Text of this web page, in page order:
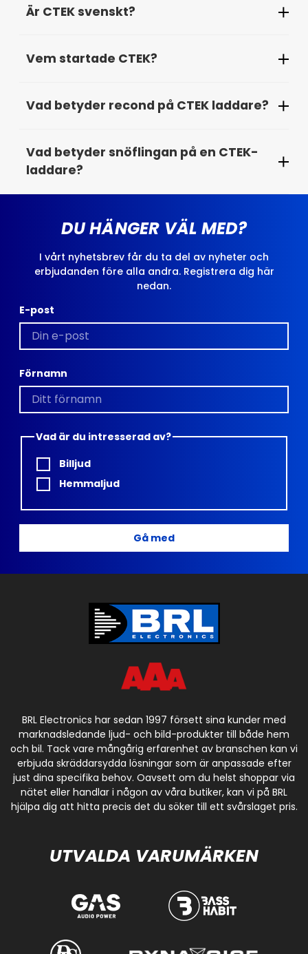
laddare vara inkopplade dygnet runt utan risk för
Är CTEK svenskt?
Deras produkter utvecklas i Sverige och säljs över
Vem startade CTEK?
utvecklade den första smarta batteriladdaren i
Vad betyder recond på CTEK laddare?
kapaciteten i äldre eller djupt urladdade batterier
genom en kontrollerad rekonditioneringsprocess.
Vad betyder snöflingan på en CTEK-
laddare?
laddningen i kalla temperaturer, ett smart val för
nordiskt klimat.
DU HÄNGER VÄL MED?
I vårt nyhetsbrev får du ta del av nyheter och
erbjudanden före alla andra. Registrera dig här
nedan.
E-post
Förnamn
Vad är du intresserad av?
Billjud
Hemmaljud
Gå med
BRL Electronics har sedan 1997 försett sina kunder med
marknadsledande ljud- och bild-produkter till både hem
och bil. Tack vare mångårig erfarenhet av branschen kan vi
erbjuda skräddarsydda lösningar som är anpassade efter
just dina specifika behov. Oavsett om du helst shoppar via
nätet eller handlar i någon av våra butiker, kan vi på BRL
hjälpa dig att hitta precis det du söker till ett svårslaget pris.
UTVALDA VARUMÄRKEN